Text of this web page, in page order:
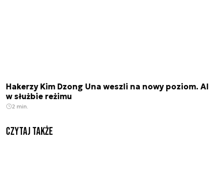
Hakerzy Kim Dzong Una weszli na nowy poziom. AI
w służbie reżimu
2 min.
Czytaj także